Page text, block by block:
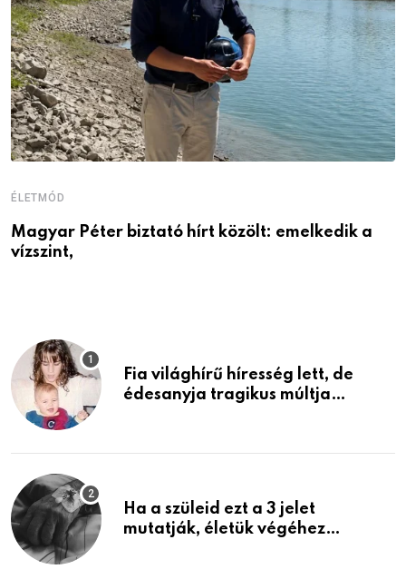
ÉLETMÓD
Magyar Péter biztató hírt közölt: emelkedik a
vízszint,
Fia világhírű híresség lett, de
édesanyja tragikus múltja
Ha a szüleid ezt a 3 jelet
mutatják, életük végéhez